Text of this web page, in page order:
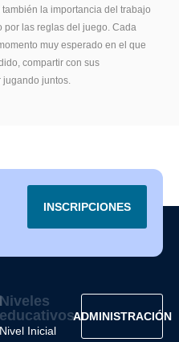
la importancia del trabajo
por las reglas del juego. Cada
muy esperado en el que
compartir con sus
jugando juntos.
INSCRIPCIONES
Niveles
educativos
Nivel Inicial
ADMINISTRACIÓN